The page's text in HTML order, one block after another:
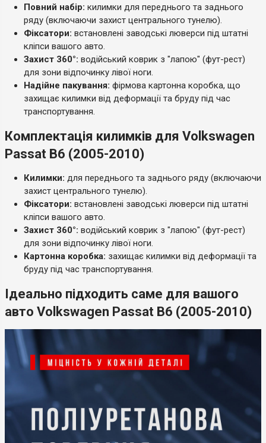
Повний набір: килимки для переднього та заднього
ряду (включаючи захист центрального тунелю).
Фіксатори: встановлені заводські люверси під штатні
кліпси вашого авто.
Захист 360°: водійський коврик з "лапою" (фут-рест)
для зони відпочинку лівої ноги.
Надійне пакування: фірмова картонна коробка, що
захищає килимки від деформації та бруду під час
транспортування.
Комплектація килимків для Volkswagen
Passat B6 (2005-2010)
Килимки: для переднього та заднього ряду (включаючи
захист центрального тунелю).
Фіксатори: встановлені заводські люверси під штатні
кліпси вашого авто.
Захист 360°: водійський коврик з "лапою" (фут-рест)
для зони відпочинку лівої ноги.
Картонна коробка: захищає килимки від деформації та
бруду під час транспортування.
Ідеально підходить саме для вашого
авто Volkswagen Passat B6 (2005-2010)